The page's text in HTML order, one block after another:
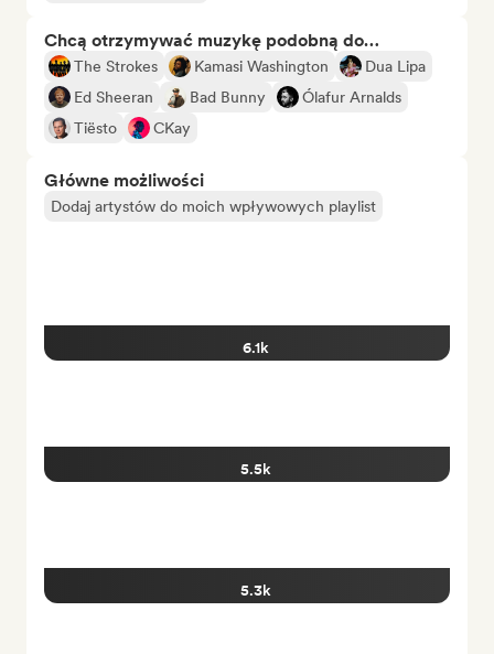
Chcą otrzymywać muzykę podobną do…
The Strokes Kamasi Washington
Dua Lipa
Ed Sheeran
Bad Bunny
Ólafur Arnalds
Tiësto
CKay
Główne możliwości
Dodaj artystów do moich wpływowych playlist
6.1k
5.5k
5.3k